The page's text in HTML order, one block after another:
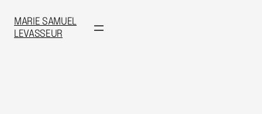
MARIE SAMUEL
LEVASSEUR